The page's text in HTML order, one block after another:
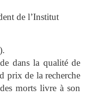
de l’Institut
dans la qualité de
prix de la recherche
morts livre à son